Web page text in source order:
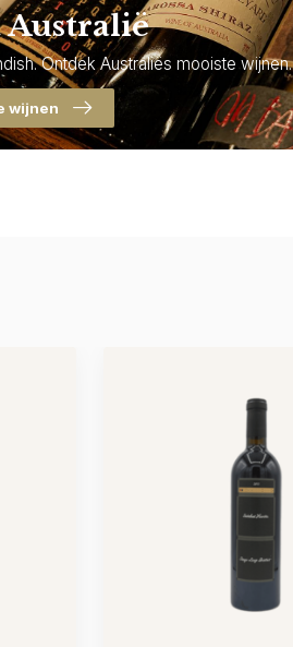
Australië
Ontdek Australiës mooiste wijnen.
wijnen